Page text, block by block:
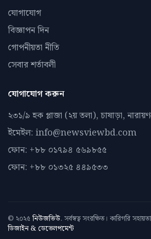
যোগাযোগ
বিজ্ঞাপন দিন
গোপনীয়তা নীতি
সেবার শর্তাবলী
যোগাযোগ করুন
২৩১/৯ হক প্লাজা (২য় তলা), চাষাড়া,
ইমেইল: info@newsviewbd.com
ফোন: +৮৮ ০১৭৯৪ ৫৬৯৮৫৫
ফোন: +৮৮ ০১৩২৫ ৪৪৯৫৩৩
© ২০২৫ নিউজভিউ. সর্বস্বত্ব সংরক্ষিত। কারিগরি
ডিজাইন & ডেভেলপমেন্ট